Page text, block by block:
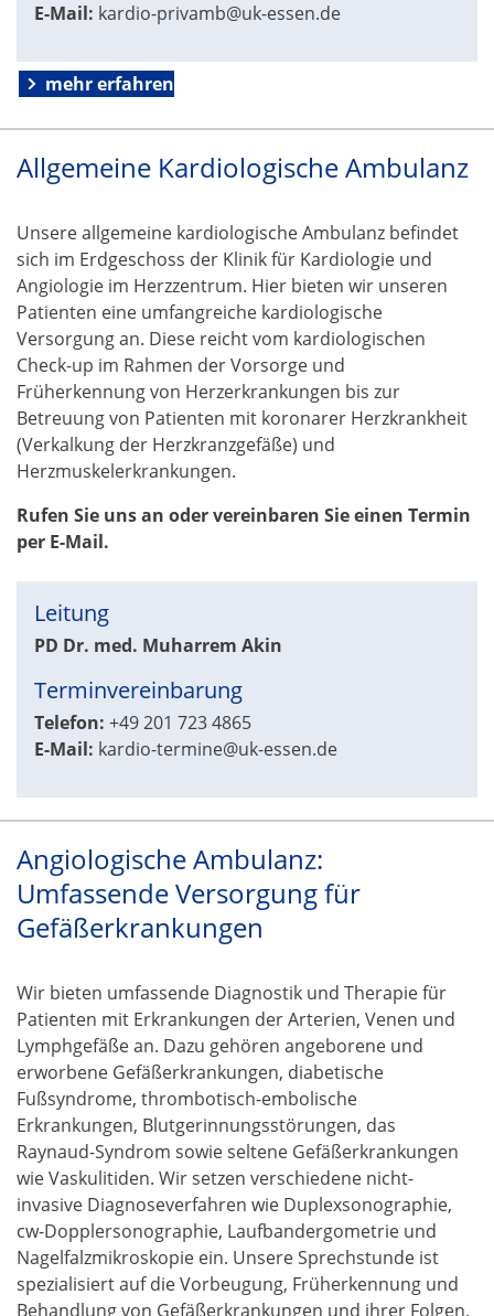
E-Mail: kardio-privamb@uk-essen.de
mehr erfahren
Allgemeine Kardiologische Ambulanz
Unsere allgemeine kardiologische Ambulanz befindet
sich im Erdgeschoss der Klinik für Kardiologie und
Angiologie im Herzzentrum. Hier bieten wir unseren
Patienten eine umfangreiche kardiologische
Versorgung an. Diese reicht vom kardiologischen
Check-up im Rahmen der Vorsorge und
Früherkennung von Herzerkrankungen bis zur
Betreuung von Patienten mit koronarer Herzkrankheit
(Verkalkung der Herzkranzgefäße) und
Herzmuskelerkrankungen.
Rufen Sie uns an oder vereinbaren Sie einen Termin
per E-Mail.
Leitung
PD Dr. med. Muharrem Akin
Terminvereinbarung
Telefon: +49 201 723 4865
E-Mail: kardio-termine@uk-essen.de
Angiologische Ambulanz:
Umfassende Versorgung für
Gefäßerkrankungen
Wir bieten umfassende Diagnostik und Therapie für
Patienten mit Erkrankungen der Arterien, Venen und
Lymphgefäße an. Dazu gehören angeborene und
erworbene Gefäßerkrankungen, diabetische
Fußsyndrome, thrombotisch-embolische
Erkrankungen, Blutgerinnungsstörungen, das
Raynaud-Syndrom sowie seltene Gefäßerkrankungen
wie Vaskulitiden. Wir setzen verschiedene nicht-
invasive Diagnoseverfahren wie Duplexsonographie,
cw-Dopplersonographie, Laufbandergometrie und
Nagelfalzmikroskopie ein. Unsere Sprechstunde ist
spezialisiert auf die Vorbeugung, Früherkennung und
Behandlung von Gefäßerkrankungen und ihrer Folgen.